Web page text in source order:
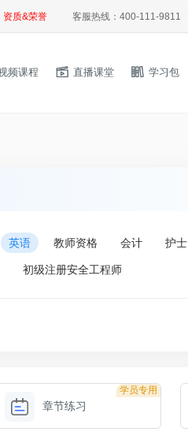
资质&荣誉 客服热线：400-111-9811
频课程 直播课堂 学习包
英语 教师资格 会计 护士
初级注册安全工程师
学员专用
章节练习